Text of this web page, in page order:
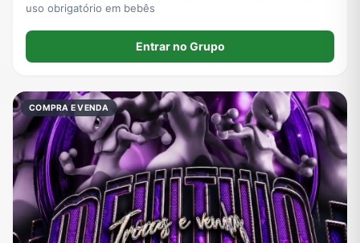
uso obrigatório em bebês
Entrar no Grupo
COMPRA E VENDA